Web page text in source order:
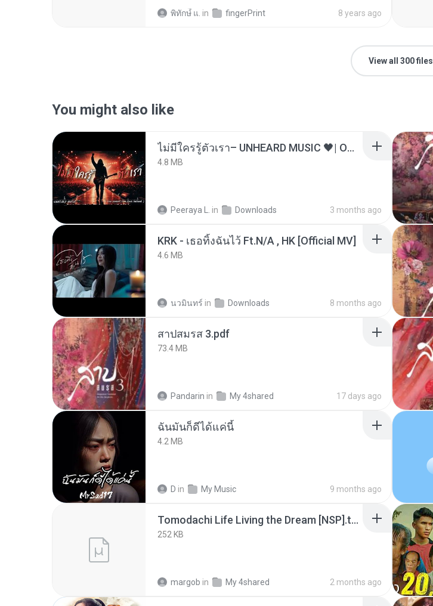
พิทักษ์ื แ. in fingerPrint 8 years ago
View all 300 files
You might also like
ไม่มีใครรู้ตัวเรา– UNHEARD MUSIC 🖤| Official Lyric Video | เพลงสู้ชีวิต
4.8 MB
Peeraya L. in Downloads 3 months ago
KRK - เธอทิ้งฉันไว้ Ft.N/A , HK [Official MV]
4.6 MB
นวมินทร์ in Downloads 8 months ago
สาปสมรส 3.pdf
73.4 MB
Pandarin in My 4shared 17 days ago
ฉันมันก็ดีได้แค่นี้
4.2 MB
D in My Music 9 months ago
Tomodachi Life Living the Dream [NSP].torrent
252 KB
margob in My 4shared 2 months ago